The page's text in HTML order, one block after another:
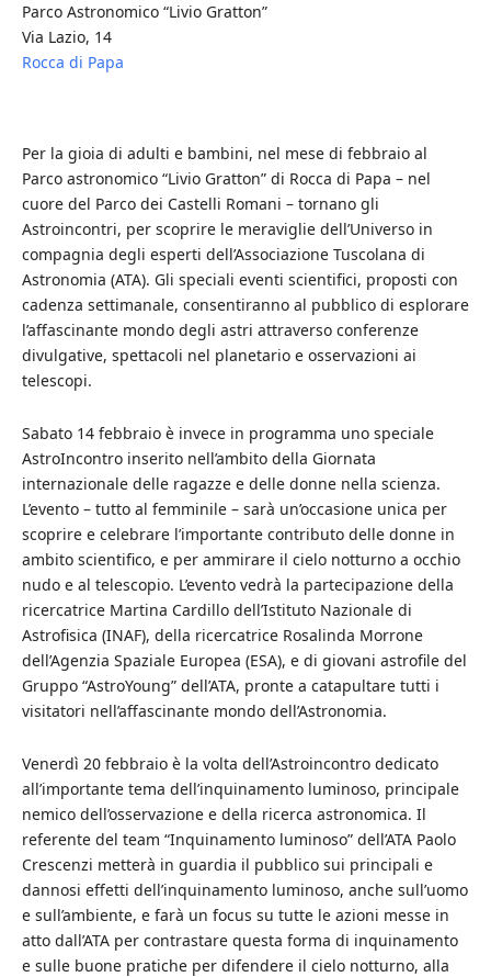
Parco Astronomico “Livio Gratton”
Via Lazio, 14
Rocca di Papa
Per la gioia di adulti e bambini, nel mese di febbraio al
Parco astronomico “Livio Gratton” di Rocca di Papa – nel
cuore del Parco dei Castelli Romani – tornano gli
Astroincontri, per scoprire le meraviglie dell’Universo in
compagnia degli esperti dell’Associazione Tuscolana di
Astronomia (ATA). Gli speciali eventi scientifici, proposti con
cadenza settimanale, consentiranno al pubblico di esplorare
l’affascinante mondo degli astri attraverso conferenze
divulgative, spettacoli nel planetario e osservazioni ai
telescopi.
Sabato 14 febbraio è invece in programma uno speciale
AstroIncontro inserito nell’ambito della Giornata
internazionale delle ragazze e delle donne nella scienza.
L’evento – tutto al femminile – sarà un’occasione unica per
scoprire e celebrare l’importante contributo delle donne in
ambito scientifico, e per ammirare il cielo notturno a occhio
nudo e al telescopio. L’evento vedrà la partecipazione della
ricercatrice Martina Cardillo dell’Istituto Nazionale di
Astrofisica (INAF), della ricercatrice Rosalinda Morrone
dell’Agenzia Spaziale Europea (ESA), e di giovani astrofile del
Gruppo “AstroYoung” dell’ATA, pronte a catapultare tutti i
visitatori nell’affascinante mondo dell’Astronomia.
Venerdì 20 febbraio è la volta dell’Astroincontro dedicato
all’importante tema dell’inquinamento luminoso, principale
nemico dell’osservazione e della ricerca astronomica. Il
referente del team “Inquinamento luminoso” dell’ATA Paolo
Crescenzi metterà in guardia il pubblico sui principali e
dannosi effetti dell’inquinamento luminoso, anche sull’uomo
e sull’ambiente, e farà un focus su tutte le azioni messe in
atto dall’ATA per contrastare questa forma di inquinamento
e sulle buone pratiche per difendere il cielo notturno, alla